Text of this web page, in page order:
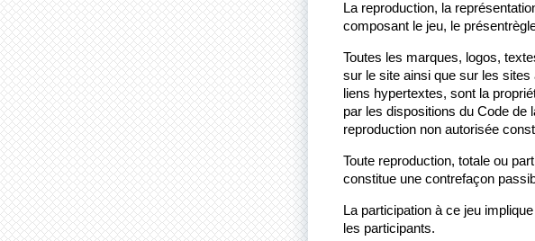
La reproduction, la
composant le jeu, le
Toutes les marques, logos,
sur le site ainsi que sur les
liens hypertextes, sont la
par les dispositions du Code de
reproduction non autorisée
Toute reproduction, totale ou
constitue une contrefaçon
La participation à ce jeu
les participants.